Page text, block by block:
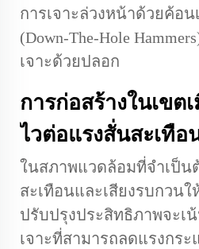
การเจาะล่วงหน้าด้วยค้อน
(Down-The-Hole
เจาะด้วยปลอก
การก่อสร้างในเขต
ไวต่อแรงสั่นสะเทือ
ในสภาพแวดล้อมที่จำเป็น
สะเทือนและเสียงรบกวน
ปรับปรุงประสิทธิภาพจะเ
เจาะที่สามารถลดแรงกร